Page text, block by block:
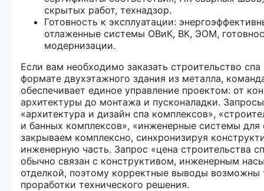
скрытых работ, технадзор.
Готовность к эксплуатации:
отлаженные системы ОВиК, ВК, ЭОМ,
модернизации.
Если вам необходимо заказать строительство
формате двухэтажного здания из металла,
обеспечивает единое управление проектом: от
архитектуры до монтажа и пусконаладки.
«архитектура и дизайн спа комплексов»,
и банных комплексов», «инженерные системы для
закрываем комплексно, синхронизируя
инженерную часть. Запрос «цена строительства
обычно связан с конструктивом, инженерным
отделкой, поэтому корректные выводы возможны
проработки технического решения.